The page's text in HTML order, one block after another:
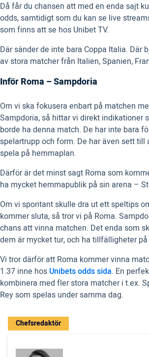
Då får du chansen att med en enda sajt
odds, samtidigt som du kan se live
som finns att se hos Unibet TV.
Där sänder de inte bara Coppa Italia. Där
av stora matcher från Italien, Spanien,
Inför Roma – Sampdoria
Om vi ska fokusera enbart på matchen
Sampdoria, så hittar vi direkt indikationer
borde ha denna match. De har inte bara
spelartrupp och form. De har även sett
spela på hemmaplan.
Därför är det minst sagt Roma som
ha mycket hemmapublik på sin arena –
Om vi spontant skulle dra ut ett speltips
kommer sluta, så tror vi på Roma.
chans att vinna matchen. Det enda som
dem är mycket tur, och ha tillfälligheter
Vi tror därför att Roma kommer vinna
1.37 inne hos Unibets odds sida. En
kombinera med fler stora matcher i t.ex.
Rey som spelas under samma dag.
Chefsredaktör